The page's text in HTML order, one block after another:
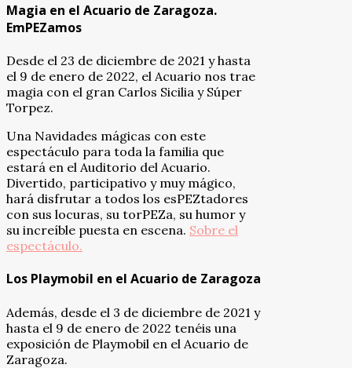
Magia en el Acuario de Zaragoza.
EmPEZamos
Desde el 23 de diciembre de 2021 y hasta
el 9 de enero de 2022, el Acuario nos trae
magia con el gran Carlos Sicilia y Súper
Torpez.
Una Navidades mágicas con este
espectáculo para toda la familia que
estará en el Auditorio del Acuario.
Divertido, participativo y muy mágico,
hará disfrutar a todos los esPEZtadores
con sus locuras, su torPEZa, su humor y
su increíble puesta en escena. Sobre el
espectáculo.
Los Playmobil en el Acuario de Zaragoza
Además, desde el 3 de diciembre de 2021 y
hasta el 9 de enero de 2022 tenéis una
exposición de Playmobil en el Acuario de
Zaragoza.